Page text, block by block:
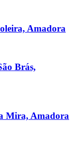
Amadora
Brás,
Mira, Amadora